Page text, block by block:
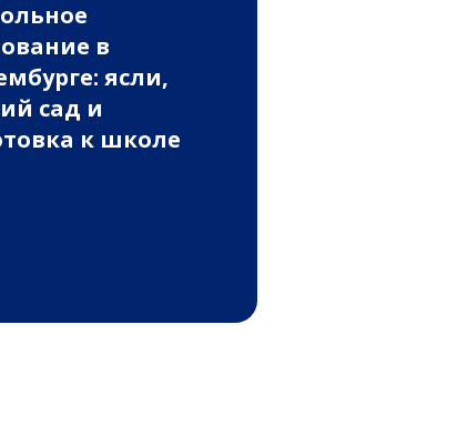
в
ясли,
сад и
к школе